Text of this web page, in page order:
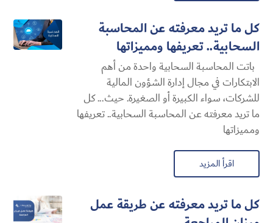
كل ما تريد معرفته عن المحاسبة
السحابية​.. تعريفها ومميزاتها
باتت المحاسبة السحابية​ واحدة من أهم
الابتكارات في مجال إدارة الشؤون المالية
للشركات، سواء الكبيرة أو الصغيرة. حيث... كل
ما تريد معرفته عن المحاسبة السحابية​.. تعريفها
ومميزاتها
اقرأ المزيد
كل ما تريد معرفته عن طريقة عمل